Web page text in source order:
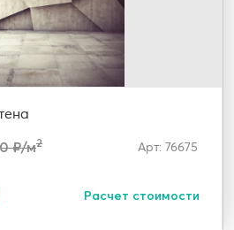
₽/м2 Арт: 76675
Расчет стоимости